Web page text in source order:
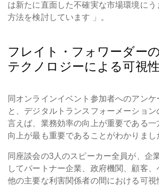
は新たに直面した不確実な市場環境にう
方法を検討しています
」。
フレイト・フォワーダー
テクノロジーによる可視
同オンラインイベント参加者へのアンケ
と、デジタルトランスフォーメーション
言えば、業務効率の向上が重要である
向上が最も重要であることがわかりまし
同座談会の3人のスピーカー全員が、企
してパートナー企業、政府機関、顧客
他の主要な利害関係者の間における可視